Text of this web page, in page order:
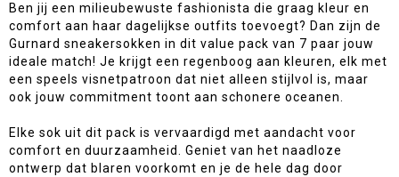
Ben jij een milieubewuste fashionista die graag kleur en
comfort aan haar dagelijkse outfits toevoegt? Dan zijn de
Gurnard sneakersokken in dit value pack van 7 paar jouw
ideale match! Je krijgt een regenboog aan kleuren, elk met
een speels visnetpatroon dat niet alleen stijlvol is, maar
ook jouw commitment toont aan schonere oceanen.
Elke sok uit dit pack is vervaardigd met aandacht voor
comfort en duurzaamheid. Geniet van het naadloze
ontwerp dat blaren voorkomt en je de hele dag door